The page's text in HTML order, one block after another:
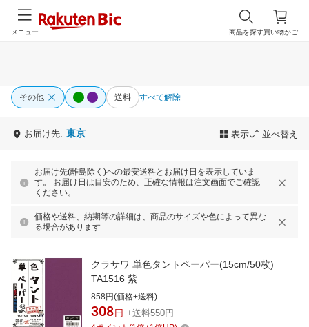
買い物かご
商品を探す
メニュー
その他 送料 すべて解除
お届け先: 東京 表示 並べ替え
お届け先(離島除く)への最安送料とお届け日を表示していま
す。 お届け日は目安のため、正確な情報は注文画面でご確認
ください。
価格や送料、納期等の詳細は、商品のサイズや色によって異な
る場合があります
クラサワ 単色タントペーパー(15cm/50枚)
TA1516 紫
858円(価格+送料)
308 円 +送料550円